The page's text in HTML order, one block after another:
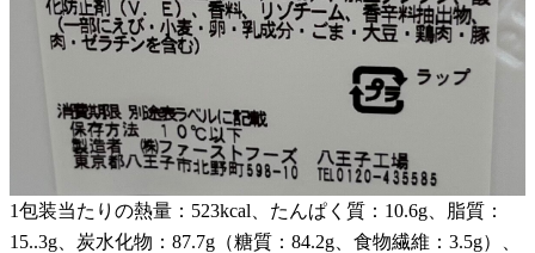
1包装当たりの熱量：523kcal、たんぱく質：10.6g、脂質：
15..3g、炭水化物：87.7g（糖質：84.2g、食物繊維：3.5g）、